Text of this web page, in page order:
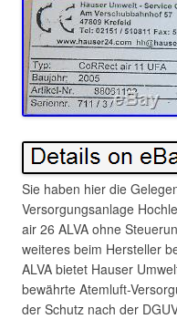
Sie haben hier die
Versorgungsanlage
air 26 ALVA ohne
weiteres beim Hersteller
ALVA bietet Hauser
bewährte Atemluft-
der Schutz nach der